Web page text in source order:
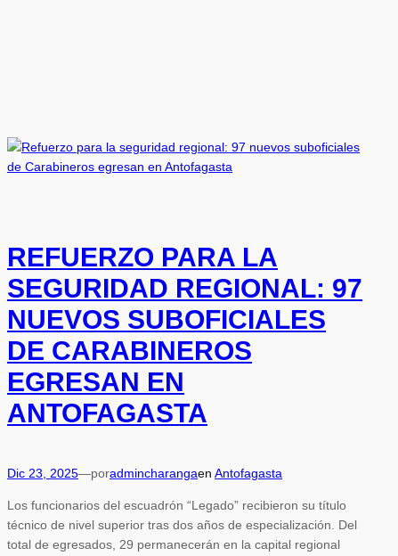
REFUERZO PARA LA
SEGURIDAD REGIONAL: 97
NUEVOS SUBOFICIALES
DE CARABINEROS
EGRESAN EN
ANTOFAGASTA
Dic 23, 2025—poradmincharangaen Antofagasta
Los funcionarios del escuadrón “Legado” recibieron su título
técnico de nivel superior tras dos años de especialización. Del
total de egresados, 29 permanecerán en la capital regional